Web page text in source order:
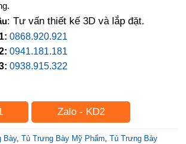
: Tư vấn thiết kế 3D và lắp đặt.
0868.920.921
0941.181.181
0938.915.322
Zalo - KD2
Bày, Tủ Trưng Bày Mỹ Phẩm Tủ Trưng Bày